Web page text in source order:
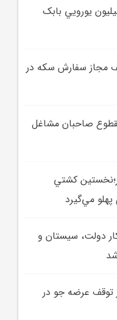
بدهي يک ميليارد و 967 ميليون يورويي بابک
مجاز سفارش سکه در
صاحبان مشاغل
کشتي
پهلو مي‌گيرد
کار دولت، سيستان و
عرضه جو در